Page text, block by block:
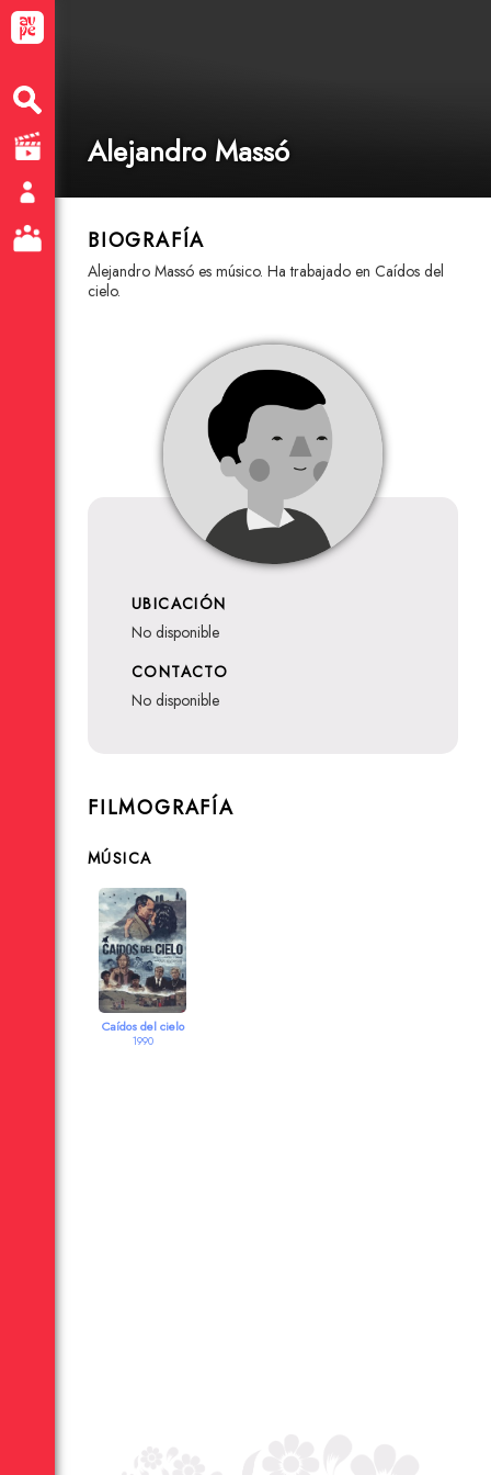
Alejandro Massó
BIOGRAFÍA
Alejandro Massó es músico. Ha trabajado en Caídos del
cielo.
UBICACIÓN
no disponible
CONTACTO
no disponible
FILMOGRAFÍA
MÚSICA
Caídos del cielo
1990